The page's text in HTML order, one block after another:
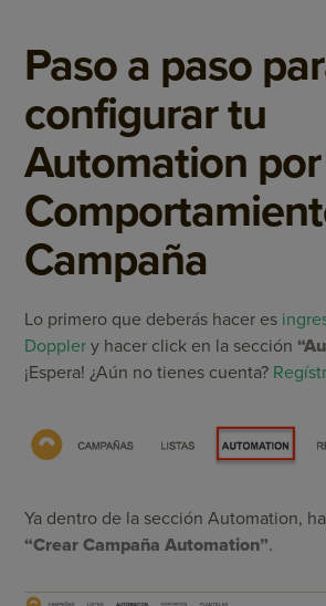
Paso a paso
configurar tu
Automation por
Campaña
Lo primero que deberás hacer es
Doppler y hacer click en la sección
¡Espera! ¿Aún no tienes cuenta?
Ya dentro de la sección Automation,
“Crear Campaña Automation”.